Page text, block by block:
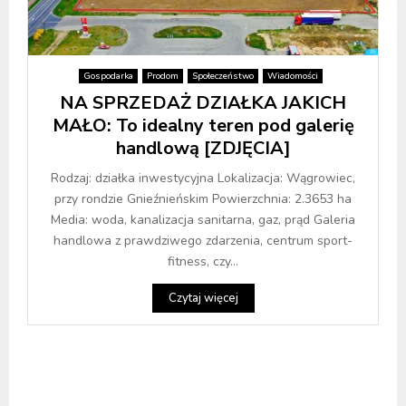
Gospodarka Prodom Społeczeństwo Wiadomości
NA SPRZEDAŻ DZIAŁKA JAKICH
MAŁO: To idealny teren pod galerię
handlową [ZDJĘCIA]
Rodzaj: działka inwestycyjna Lokalizacja: Wągrowiec,
przy rondzie Gnieźnieńskim Powierzchnia: 2.3653 ha
Media: woda, kanalizacja sanitarna, gaz, prąd Galeria
handlowa z prawdziwego zdarzenia, centrum sport-
fitness, czy...
Czytaj więcej